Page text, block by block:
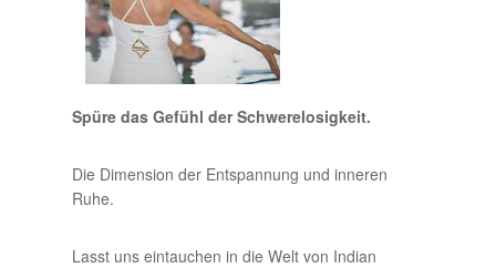
Spüre das Gefühl der Schwerelosigkeit.
Die Dimension der Entspannung und inneren
Ruhe.
Lasst uns eintauchen in die Welt von Indian